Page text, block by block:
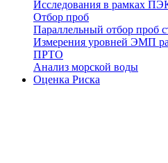
Исследования в рамках
Отбор проб
Параллельный отбор проб
Измерения уровней ЭМП
ПРТО
Анализ морской воды
Оценка Риска